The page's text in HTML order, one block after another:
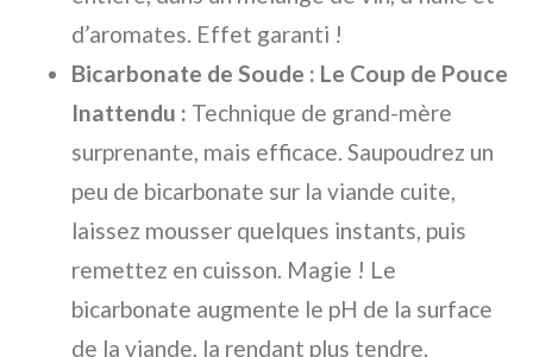
d’aromates. Effet garanti !
Bicarbonate de Soude : Le Coup de Pouce
Inattendu : Technique de grand-mère
surprenante, mais efficace. Saupoudrez un
peu de bicarbonate sur la viande cuite,
laissez mousser quelques instants, puis
remettez en cuisson. Magie ! Le
bicarbonate augmente le pH de la surface
de la viande, la rendant plus tendre.